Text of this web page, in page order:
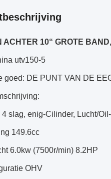
ACHTER 10“ GROTE
utv150-5
goed: DE PUNT VAN DE
4 slag, enig-Cilinder, Lucht/
149.6cc
6.0kw (7500r/min) 8.2HP
OHV